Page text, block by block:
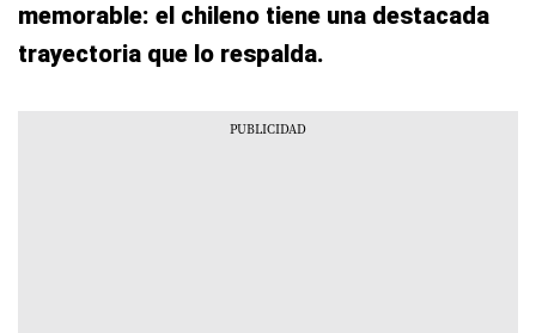
memorable: el chileno tiene una destacada
trayectoria que lo respalda.